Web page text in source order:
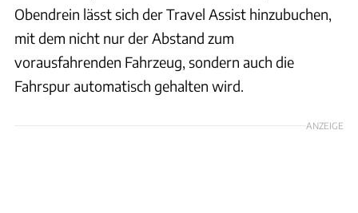
Obendrein lässt sich der Travel Assist hinzubuchen,
mit dem nicht nur der Abstand zum
vorausfahrenden Fahrzeug, sondern auch die
Fahrspur automatisch gehalten wird.
ANZEIGE